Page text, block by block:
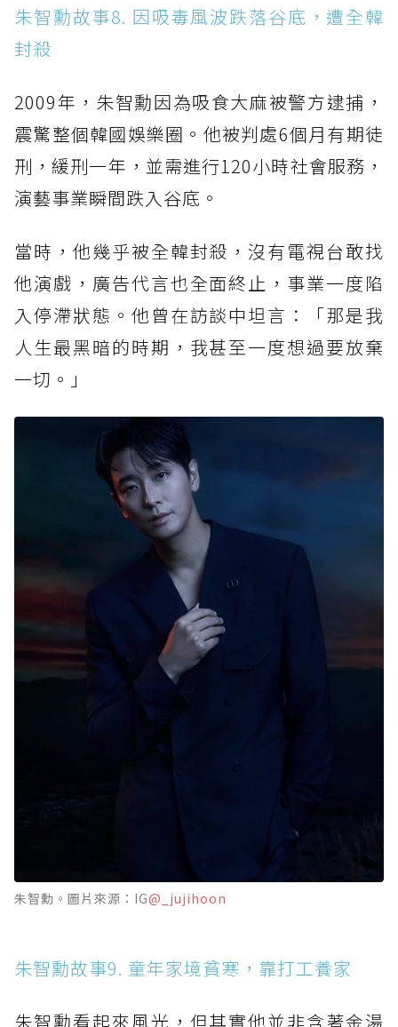
朱智勳故事8. 因吸毒風波跌落谷底，遭全韓
封殺
2009年，朱智勳因為吸食大麻被警方逮捕，
震驚整個韓國娛樂圈。他被判處6個月有期徒
刑，緩刑一年，並需進行120小時社會服務，
演藝事業瞬間跌入谷底。
當時，他幾乎被全韓封殺，沒有電視台敢找
他演戲，廣告代言也全面終止，事業一度陷
入停滯狀態。他曾在訪談中坦言：「那是我
人生最黑暗的時期，我甚至一度想過要放棄
一切。」
朱智勳。圖片來源：IG@_jujihoon
朱智勳故事9. 童年家境貧寒，靠打工養家
朱智勳看起來風光，但其實他並非含著金湯